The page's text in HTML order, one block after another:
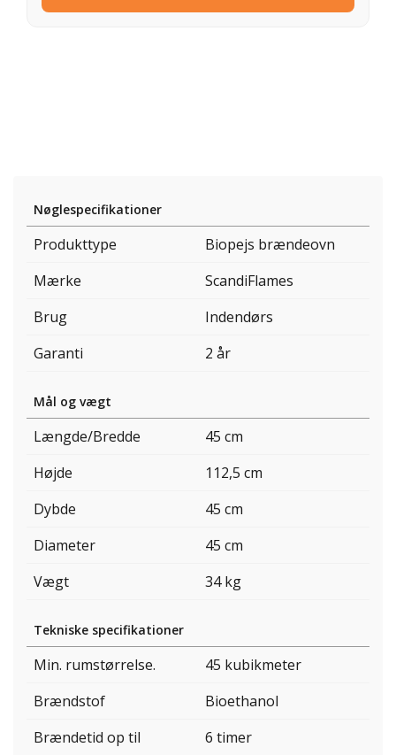
Nøglespecifikationer
Produkttype
Biopejs brændeovn
Mærke
ScandiFlames
Brug
Indendørs
Garanti
2 år
Mål og vægt
Længde/Bredde
45 cm
Højde
112,5 cm
Dybde
45 cm
Diameter
45 cm
Vægt
34 kg
Tekniske specifikationer
Min. rumstørrelse.
45 kubikmeter
Brændstof
Bioethanol
Brændetid op til
6 timer